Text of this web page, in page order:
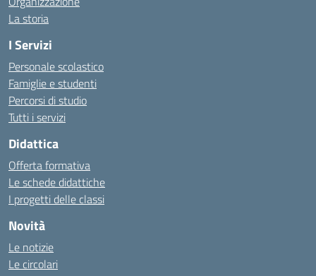
La storia
I Servizi
Personale scolastico
Famiglie e studenti
Percorsi di studio
Tutti i servizi
Didattica
Offerta formativa
Le schede didattiche
I progetti delle classi
Novità
Le notizie
Le circolari